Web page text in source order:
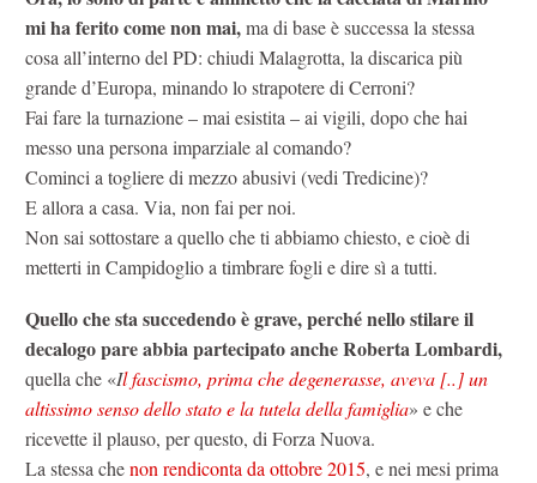
mi ha ferito come non mai,ma di base è successa la stessa
cosa all’interno del PD: chiudi Malagrotta, la discarica più
grande d’Europa, minando lo strapotere di Cerroni?
Fai fare la turnazione – mai esistita – ai vigili, dopo che hai
messo una persona imparziale al comando?
Cominci a togliere di mezzo abusivi (vedi Tredicine)?
E allora a casa. Via, non fai per noi.
Non sai sottostare a quello che ti abbiamo chiesto, e cioè di
metterti in Campidoglio a timbrare fogli e dire sì a tutti.
Quello che sta succedendo è grave, perché nello stilare il
decalogo pare abbia partecipato anche Roberta Lombardi,
quella che «Il fascismo, prima che degenerasse, aveva [..] un
altissimo senso dello stato e la tutela della famiglia» e che
ricevette il plauso, per questo, di Forza Nuova.
La stessa chenon rendiconta da ottobre 2015, e nei mesi prima